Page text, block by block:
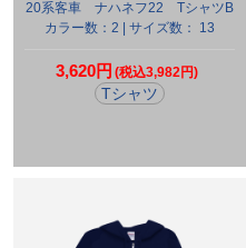
20系客車 ナハネフ22 TシャツB
カラー数：2 | サイズ数： 13
3,620円 (税込3,982円)
Tシャツ